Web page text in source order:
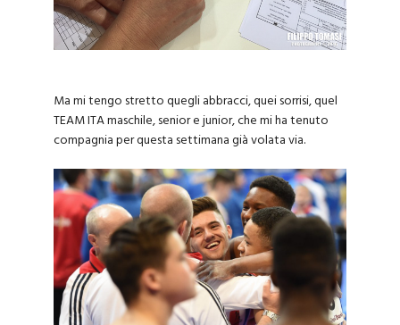
Ma mi tengo stretto quegli abbracci, quei sorrisi, quel
TEAM ITA maschile, senior e junior, che mi ha tenuto
compagnia per questa settimana già volata via.